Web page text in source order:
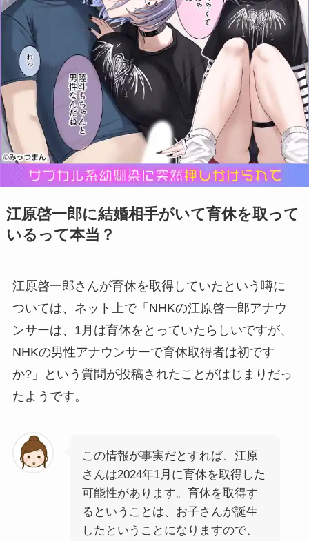
江原啓一郎に結婚相手がいて育休を取って
いるって本当？
江原啓一郎さんが育休を取得していたという噂に
ついては、ネット上で「NHKの江原啓一郎アナウ
ンサーは、1月は育休をとっていたらしいですが、
NHKの男性アナウンサーで育休取得者は初です
か?」という質問が投稿されたことがはじまりだっ
たようです。
この情報が事実だとすれば、江原
さんは2024年1月に育休を取得した
可能性があります。育休を取得す
るということは、お子さんが誕生
したということになりますので、